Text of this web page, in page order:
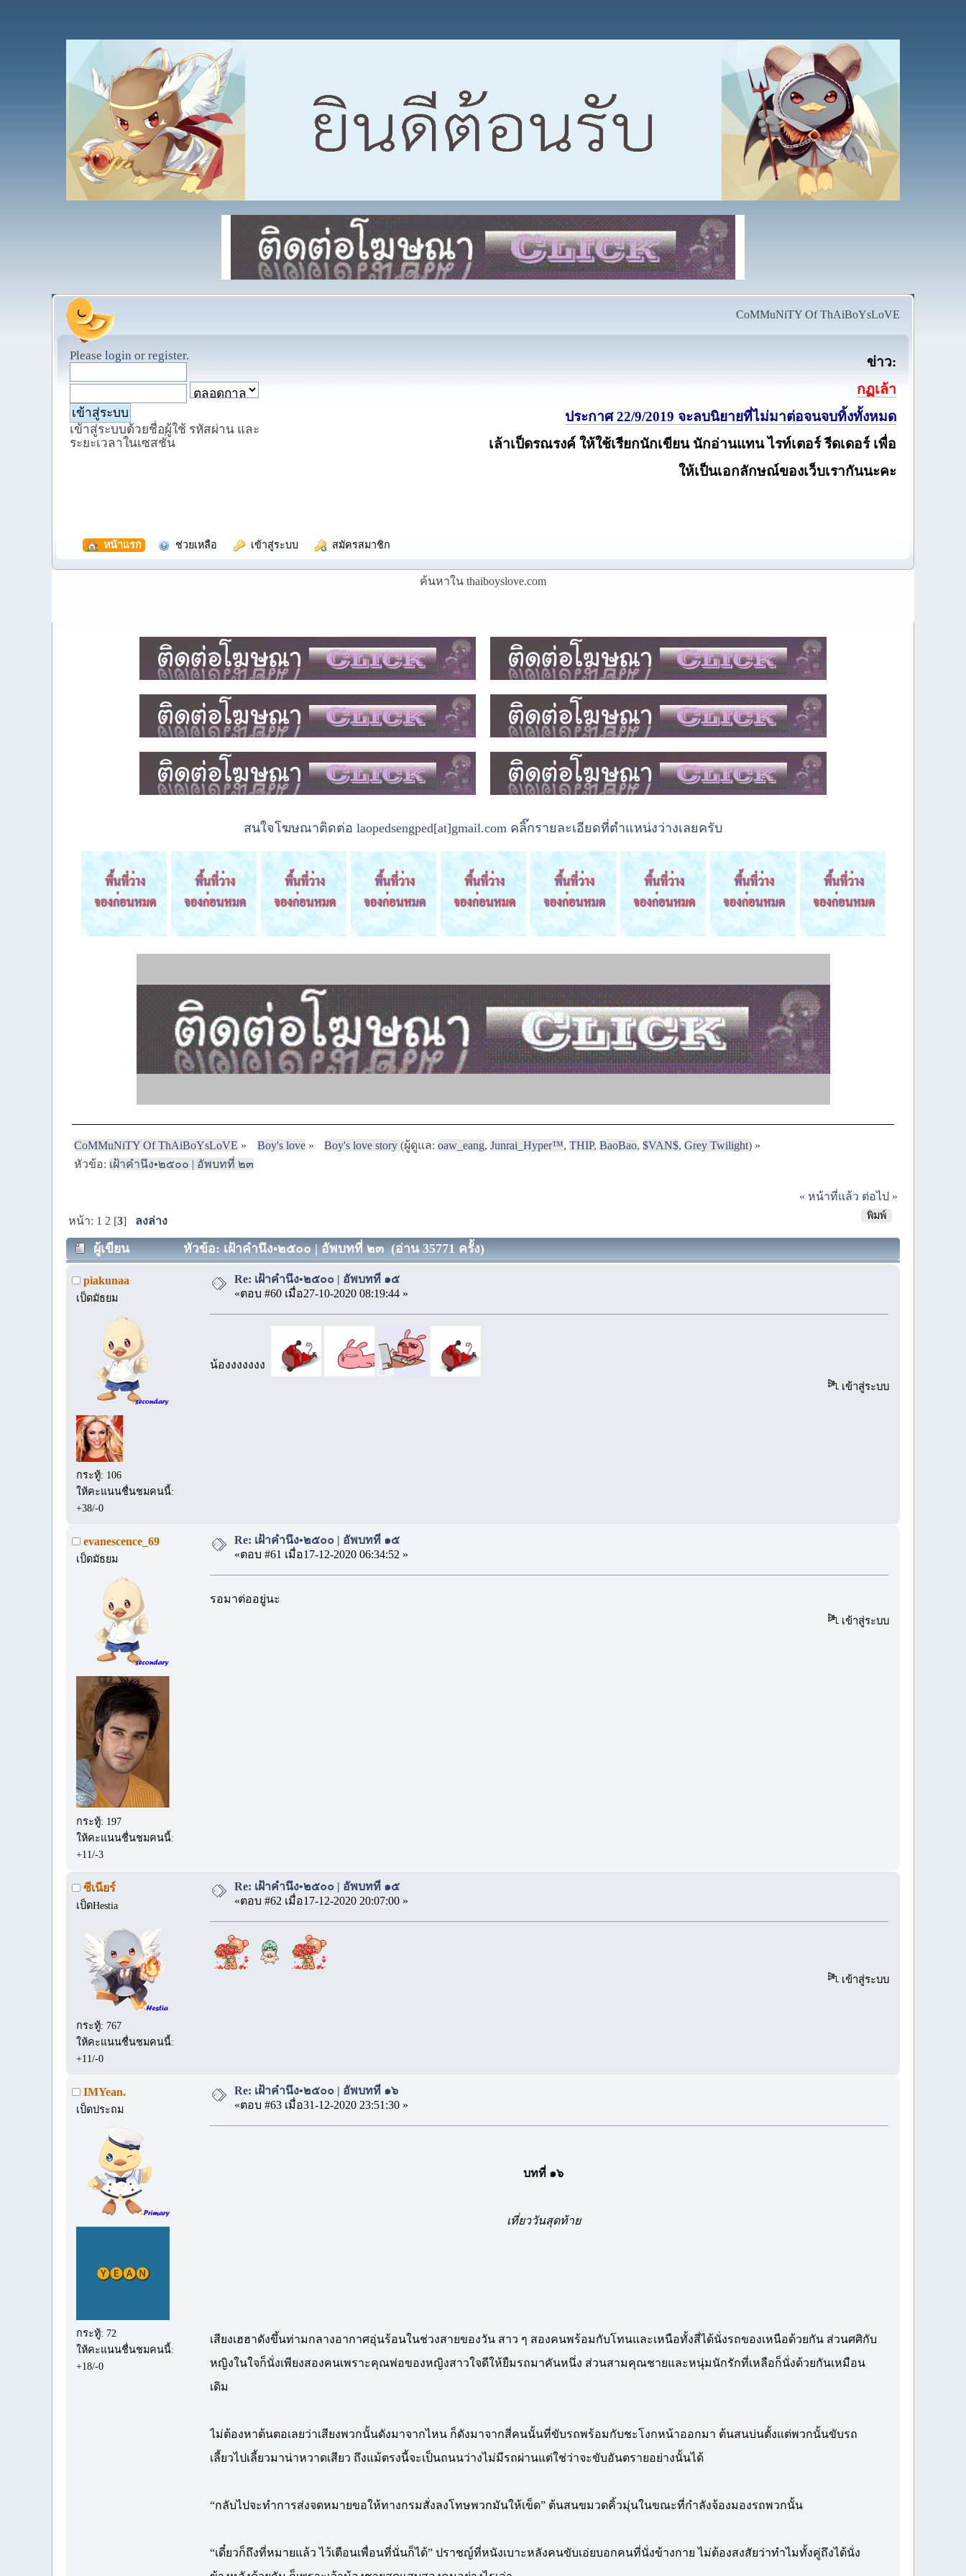
CoMMuNiTY Of ThAiBoYsLoVE
Please login or register.
เข้าสู่ระบบด้วยชื่อผู้ใช้ รหัสผ่าน และ
ระยะเวลาในเซสชั่น
ข่าว:
กฏเล้า
ประกาศ 22/9/2019 จะลบนิยายที่ไม่มาต่อจนจบทิ้งทั้งหมด
เล้าเป็ดรณรงค์ ให้ใช้เรียกนักเขียน นักอ่านแทน ไรท์เตอร์ รีดเดอร์ เพื่อ
ให้เป็นเอกลักษณ์ของเว็บเรากันนะคะ
หน้าแรก ช่วยเหลือ เข้าสู่ระบบ สมัครสมาชิก
ค้นหาใน thaiboyslove.com
สนใจโฆษณาติดต่อ laopedsengped[at]gmail.com คลิ๊กรายละเอียดที่ตำแหน่งว่างเลยครับ
CoMMuNiTY Of ThAiBoYsLoVE » Boy's love» Boy's love story (ผู้ดูแล: oaw_eang, Junrai_Hyper™, THIP, BaoBao, $VAN$, Grey Twilight) »
หัวข้อ: เฝ้าคำนึง•๒๕๐๐ | อัพบทที่ ๒๓
« หน้าที่แล้ว ต่อไป »
พิมพ์
หน้า: 1 2 [3] ลงล่าง
ผู้เขียน หัวข้อ: เฝ้าคำนึง•๒๕๐๐ | อัพบทที่ ๒๓ (อ่าน 35771 ครั้ง)
piakunaa
เป็ดมัธยม
กระทู้: 106
ให้คะแนนชื่นชมคนนี้:
+38/-0
Re: เฝ้าคำนึง•๒๕๐๐ | อัพบทที่ ๑๕
«ตอบ #60 เมื่อ27-10-2020 08:19:44 »
น้องงงงงงง
เข้าสู่ระบบ
evanescence_69
เป็ดมัธยม
กระทู้: 197
ให้คะแนนชื่นชมคนนี้:
+11/-3
Re: เฝ้าคำนึง•๒๕๐๐ | อัพบทที่ ๑๕
«ตอบ #61 เมื่อ17-12-2020 06:34:52 »
รอมาต่ออยู่นะ
เข้าสู่ระบบ
ซีเนียร์
เป็ดHestia
กระทู้: 767
ให้คะแนนชื่นชมคนนี้:
+11/-0
Re: เฝ้าคำนึง•๒๕๐๐ | อัพบทที่ ๑๕
«ตอบ #62 เมื่อ17-12-2020 20:07:00 »
เข้าสู่ระบบ
IMYean.
เป็ดประถม
กระทู้: 72
ให้คะแนนชื่นชมคนนี้:
+18/-0
Re: เฝ้าคำนึง•๒๕๐๐ | อัพบทที่ ๑๖
«ตอบ #63 เมื่อ31-12-2020 23:51:30 »
บทที่ ๑๖
เที่ยววันสุดท้าย
เสียงเฮฮาดังขึ้นท่ามกลางอากาศอุ่นร้อนในช่วงสายของวัน สาว ๆ สองคนพร้อมกับโทนและเหนือทั้งสี่ได้นั่งรถของเหนือด้วยกัน ส่วนศศิกับ
หญิงในใจก็นั่งเพียงสองคนเพราะคุณพ่อของหญิงสาวใจดีให้ยืมรถมาคันหนึ่ง ส่วนสามคุณชายและหนุ่มนักรักที่เหลือก็นั่งด้วยกันเหมือน
เดิม
ไม่ต้องหาต้นตอเลยว่าเสียงพวกนั้นดังมาจากไหน ก็ดังมาจากสี่คนนั้นที่ขับรถพร้อมกับชะโงกหน้าออกมา ต้นสนบ่นตั้งแต่พวกนั้นขับรถ
เลี้ยวไปเลี้ยวมาน่าหวาดเสียว ถึงแม้ตรงนี้จะเป็นถนนว่างไม่มีรถผ่านแต่ใช่ว่าจะขับอันตรายอย่างนั้นได้
“กลับไปจะทำการส่งจดหมายขอให้ทางกรมสั่งลงโทษพวกมันให้เข็ด” ต้นสนขมวดคิ้วมุ่นในขณะที่กำลังจ้องมองรถพวกนั้น
“เดี๋ยวก็ถึงที่หมายแล้ว ไว้เตือนเพื่อนที่นั่นก็ได้” ปราชญ์ที่หนังเบาะหลังคนขับเอ่ยบอกคนที่นั่งข้างกาย ไม่ต้องสงสัยว่าทำไมทั้งคู่ถึงได้นั่ง